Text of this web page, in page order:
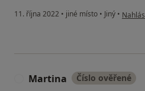
11. října 2022 • jiné místo • Jiný • podle
Martina Číslo ověřené